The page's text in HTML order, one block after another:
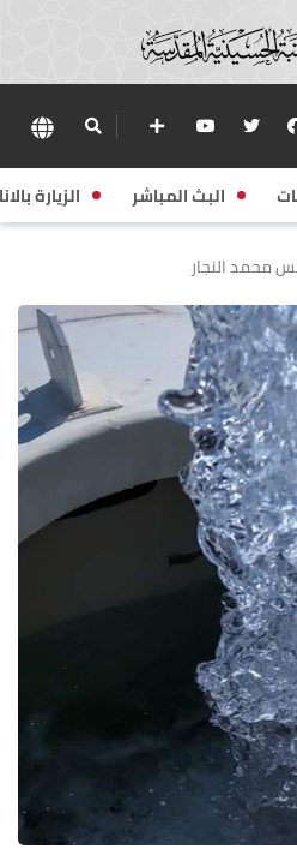
البث المباشر الزيارة
محمد النجار